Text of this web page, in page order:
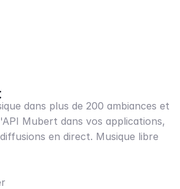
dans plus de 200 ambiances et
Mubert dans vos applications,
en direct. Musique libre